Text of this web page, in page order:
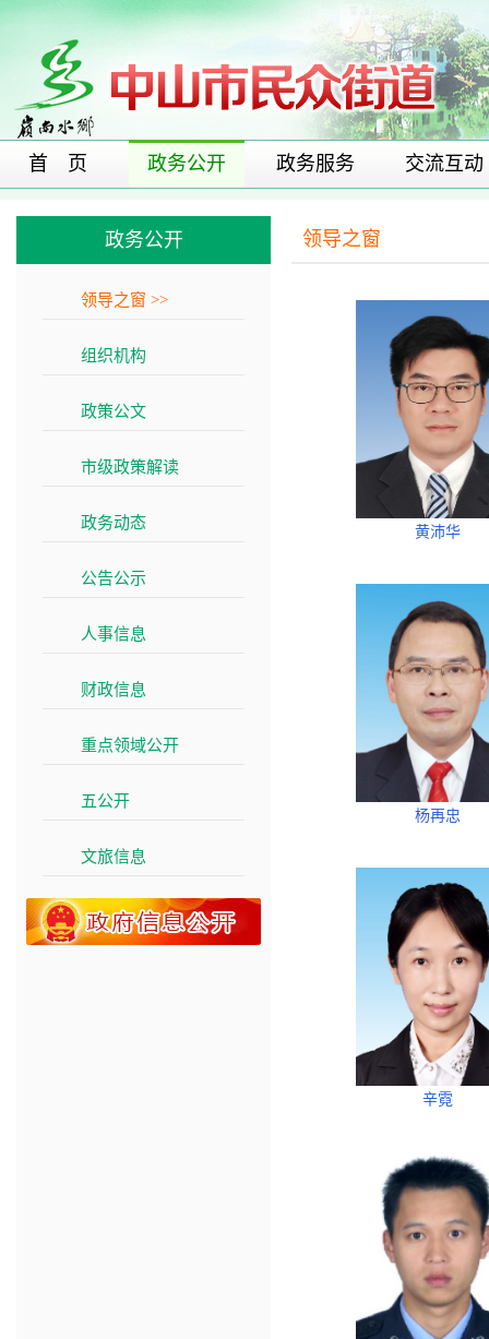
首 页 政务公开 政务服务 交流互动
政务公开
领导之窗 >>
组织机构
政策公文
市级政策解读
政务动态
公告公示
人事信息
财政信息
重点领域公开
五公开
文旅信息
领导之窗
黄沛华
杨再忠
辛霓